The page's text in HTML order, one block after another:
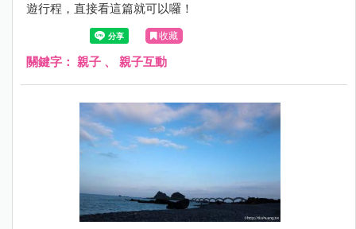
遊行程，直接看這篇就可以囉！
收藏
關鍵字： 親子 、 親子互動